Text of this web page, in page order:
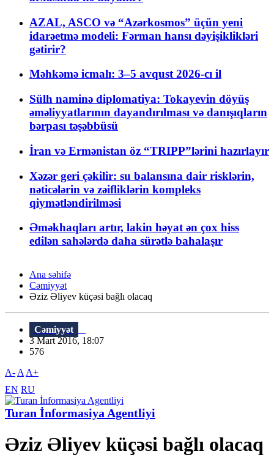
AZAL, ASCO və “Azərkosmos” üçün yeni
idarəetmə modeli: Fərman hansı dəyişiklikləri
gətirir?
Məhkəmə icmalı: 3–5 avqust 2026-cı il
Sülh naminə diplomatiya: Tokayevin döyüş
əməliyyatlarının dayandırılması və danışıqların
bərpası təşəbbüsü
İran və Ermənistan öz “TRIPP”lərini hazırlayır
Xəzər geri çəkilir: su balansına dair risklərin,
nəticələrin və zəifliklərin kompleks
qiymətləndirilməsi
Əməkhaqları artır, lakin həyat ən çox hiss
edilən sahələrdə daha sürətlə bahalaşır
Ana səhifə
Cəmiyyət
Əziz Əliyev küçəsi bağlı olacaq
Cəmiyyət
3 Mart 2016, 18:07
576
A- A A+
EN RU
Turan İnformasiya Agentliyi
Əziz Əliyev küçəsi bağlı olacaq